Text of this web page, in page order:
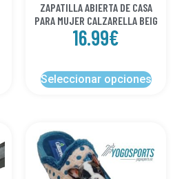
ZAPATILLA ABIERTA DE CASA
PARA MUJER CALZARELLA BEIG
16.99€
Seleccionar opciones